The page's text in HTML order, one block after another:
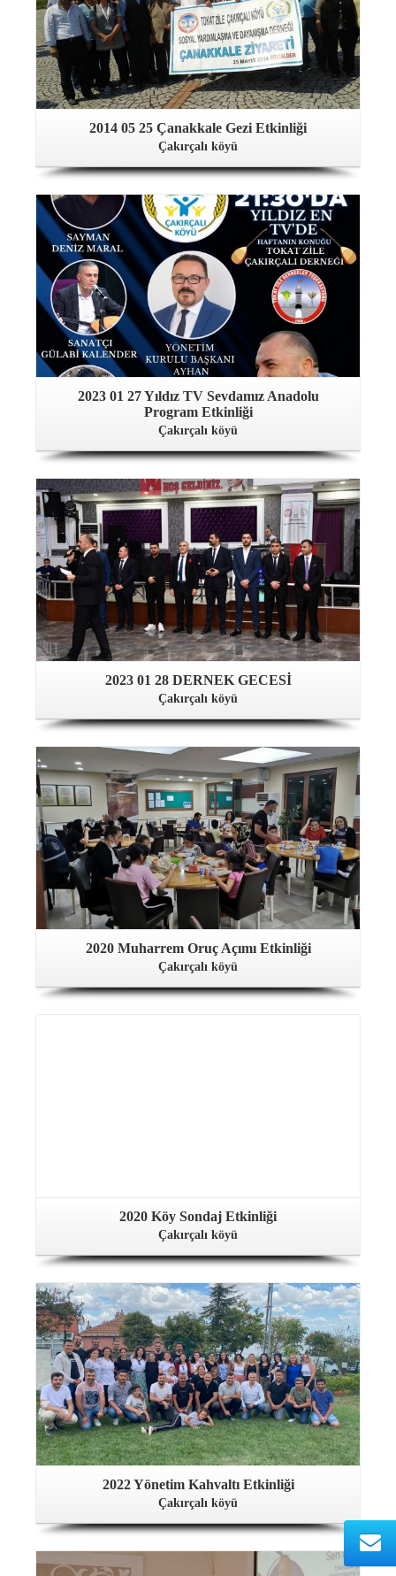
2014 05 25 Çanakkale Gezi Etkinliği
Çakırçalı köyü
2023 01 27 Yıldız TV Sevdamız Anadolu
Program Etkinliği
Çakırçalı köyü
2023 01 28 DERNEK GECESİ
Çakırçalı köyü
2020 Muharrem Oruç Açımı Etkinliği
Çakırçalı köyü
2020 Köy Sondaj Etkinliği
Çakırçalı köyü
2022 Yönetim Kahvaltı Etkinliği
Çakırçalı köyü